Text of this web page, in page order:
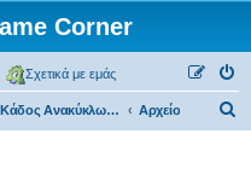
Corner
Σχετικά με εμάς
Κάδος Ανακύκλωσης Αρχείο